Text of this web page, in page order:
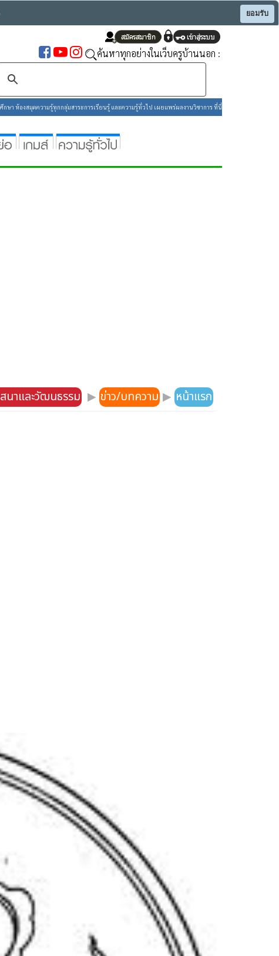
ยอมรับ
ค้นหาทุกอย่างในเว็บครูบ้านนอก :
ษา ห้องสมุดความรู้ทุกกลุ่มสาระการเรียนรู้ และความรู้ทั่วไป เผยแพร่ผลงานวิชาการ ที่นี่
าและวัฒนธรรม ▶ ข่าว/บทความ ▶ หน้าแรก